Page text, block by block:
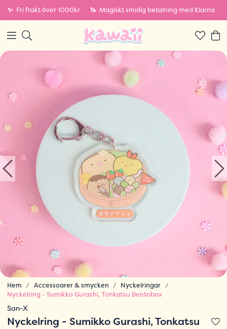
✨ Fri frakt över 1000kr 🦄 Magiskt smidig betalning med Klarna
Hem Accessoarer & smycken
Nyckelringar
Nyckelring - Sumikko Gurashi, Tonkatsu Bentobox
San-X
Nyckelring - Sumikko Gurashi, Tonkatsu